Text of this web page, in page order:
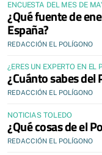
ENCUESTA DEL MES DE
¿Qué fuente de
España?
REDACCIÓN EL POLÍGONO
¿ERES UN EXPERTO EN EL
CONOCIMIENTOS!
¿Cuánto sabes del
REDACCIÓN EL POLÍGONO
NOTICIAS TOLEDO
¿Qué cosas de el
REDACCIÓN EL POLÍGONO